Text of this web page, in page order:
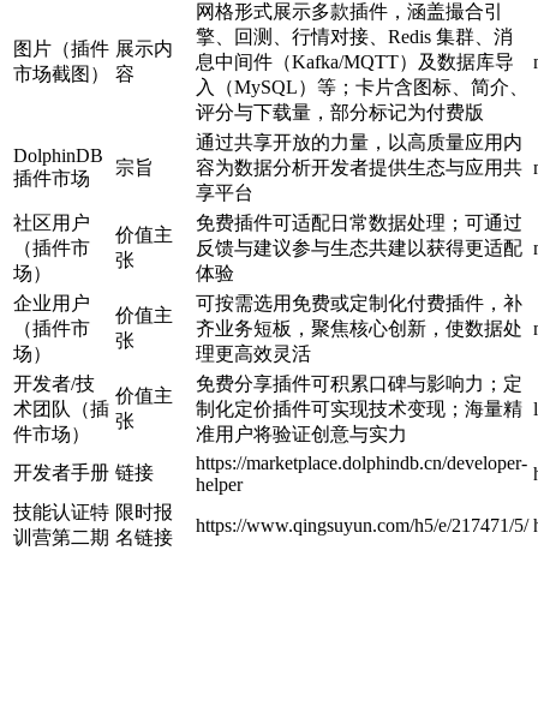
图片（插件
市场截图）
展示内
容
网格形式展示多款插件，涵盖撮合引
擎、回测、行情对接、Redis 集群、消
息中间件（Kafka/MQTT）及数据库导
入（MySQL）等；卡片含图标、简介、
评分与下载量，部分标记为付费版
DolphinDB
插件市场
宗旨
通过共享开放的力量，以高质量应用内
容为数据分析开发者提供生态与应用共
享平台
社区用户
（插件市
场）
价值主
张
免费插件可适配日常数据处理；可通过
反馈与建议参与生态共建以获得更适配
体验
企业用户
（插件市
场）
价值主
张
可按需选用免费或定制化付费插件，补
齐业务短板，聚焦核心创新，使数据处
理更高效灵活
开发者/技
术团队（插
件市场）
价值主
张
免费分享插件可积累口碑与影响力；定
制化定价插件可实现技术变现；海量精
准用户将验证创意与实力
开发者手册 链接
https://marketplace.dolphindb.cn/developer-
helper
技能认证特
训营第二期
限时报
名链接
https://www.qingsuyun.com/h5/e/217471/5/